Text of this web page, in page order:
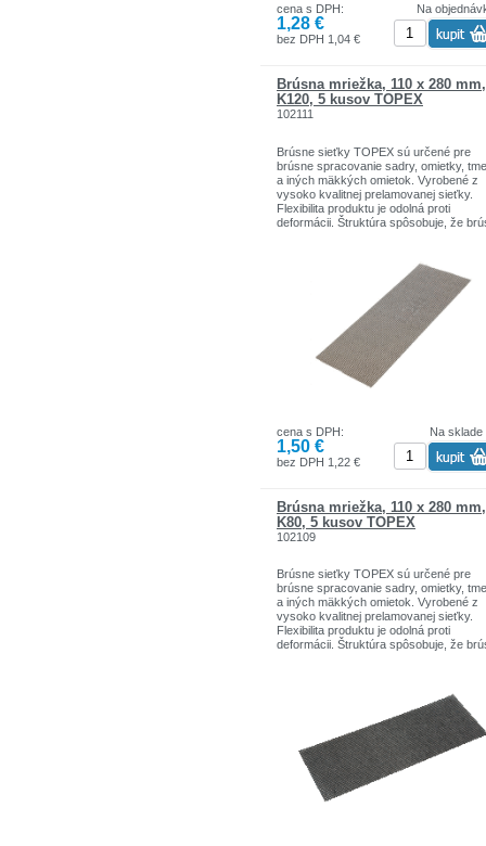
Na
cena s DPH:
1,28 €
bez DPH 1,04 €
Brúsna mriežka, 110 x 280 mm,
K120, 5 kusov TOPEX
102111
Brúsne sieťky TOPEX sú určené pre
brúsne spracovanie sadry, omietky,
a iných mäkkých omietok. Vyrobené z
vysoko kvalitnej prelamovanej sieťky.
Flexibilita produktu je odolná proti
deformácii. Štruktúra spôsobuje, že
prácu. Značka TOPEX je určená pre
domácich kutilov.Sortiment značiek
zahŕňa náradie a doplnky pre
garáže. Výrobky sú pevnej kvality.
Značka TOPEX je jednou z
značiek ručného náradia v Poľsku.
Na sklade
cena s DPH:
1,50 €
bez DPH 1,22 €
Brúsna mriežka, 110 x 280 mm,
K80, 5 kusov TOPEX
102109
Brúsne sieťky TOPEX sú určené pre
brúsne spracovanie sadry, omietky,
a iných mäkkých omietok. Vyrobené z
vysoko kvalitnej prelamovanej sieťky.
Flexibilita produktu je odolná proti
deformácii. Štruktúra spôsobuje, že
domácich kutilov.Sortiment značiek
zahŕňa náradie a doplnky pre
garáže. Výrobky sú pevnej kvality.
Značka TOPEX je jednou z
značiek ručného náradia v Poľsku.